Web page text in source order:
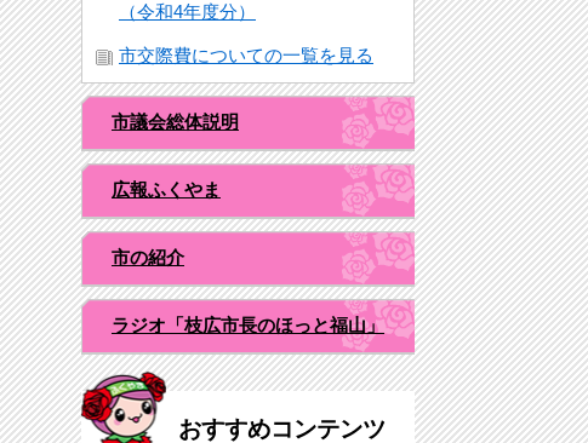
（令和4年度分）
市交際費についての一覧を見る
市議会総体説明
広報ふくやま
市の紹介
ラジオ「枝広市長のほっと福山」
おすすめコンテンツ